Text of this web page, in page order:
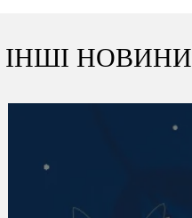
ІНШІ НОВИНИ